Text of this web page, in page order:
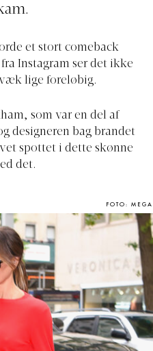
et stort comeback
Instagram ser det ikke
lige foreløbig.
som var en del af
designeren bag brandet
spottet i dette skønne
det.
FOTO: MEGA